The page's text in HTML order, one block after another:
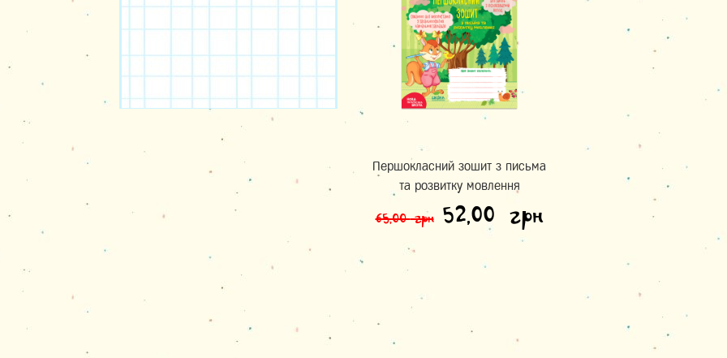
Першокласний зошит з письма
та розвитку мовлення
65,00грн Оригінальна ціна: 65,00
52,00 грнПоточна ціна: